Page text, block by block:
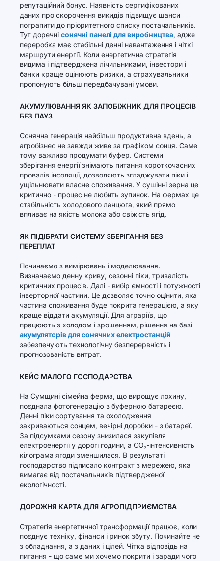
репутаційний бонус. Наявність сертифікованих
даних про скорочення викидів підвищує шанси
потрапити до пріоритетного списку постачальників.
Тут доречні сонячні панелі для виробництва, адже
переробка має стабільні денні навантаження і чіткі
маршрути енергії. Коли енергетична стратегія
видима і підтверджена лічильниками, інвестори і
банки краще оцінюють ризики, а страхувальники
пропонують більш передбачувані умови.
АКУМУЛЮВАННЯ ЯК ЗАПОБІЖНИК ДЛЯ ПРОЦЕСІВ
БЕЗ ПАУЗ
Сонячна генерація найбільш продуктивна вдень, а
агробізнес не завжди живе за графіком сонця. Саме
тому важливо продумати буфер. Системи
зберігання енергії знімають питання короткочасних
провалів інсоляції, дозволяють згладжувати піки і
ущільнювати власне споживання. У сушінні зерна це
критично - процес не любить зупинок. На фермах це
стабільність холодового ланцюга, який прямо
впливає на якість молока або свіжість ягід.
ЯК ПІДІБРАТИ СИСТЕМУ ЗБЕРІГАННЯ БЕЗ
ПЕРЕПЛАТ
Починаємо з вимірювань і моделювання.
Визначаємо денну криву, сезонні піки, тривалість
критичних процесів. Далі - вибір ємності і потужності
інверторної частини. Це дозволяє точно оцінити, яка
частина споживання буде покрита генерацією, а яку
краще віддати акумуляції. Для аграріїв, що
працюють з холодом і зрошенням, рішення на базі
акумуляторів для сонячних електростанцій
забезпечують технологічну безперервність і
прогнозованість витрат.
КЕЙС МАЛОГО ГОСПОДАРСТВА
На Сумщині сімейна ферма, що вирощує лохину,
поєднала фотогенерацію з буферною батареєю.
Денні піки сортування та охолодження
закриваються сонцем, вечірні доробки - з батареї.
За підсумками сезону знизилася закупівля
електроенергії у дорогі години, а CO₂-інтенсивність
кілограма ягоди зменшилася. В результаті
господарство підписало контракт з мережею, яка
вимагає від постачальників підтвердженої
екологічності.
ДОРОЖНЯ КАРТА ДЛЯ АГРОПІДПРИЄМСТВА
Стратегія енергетичної трансформації працює, коли
поєднує техніку, фінанси і ринок збуту. Починайте не
з обладнання, а з даних і цілей. Чітка відповідь на
питання - що саме ми хочемо покрити і заради чого